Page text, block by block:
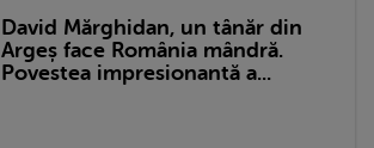
David Mărghidan, un tânăr din
Argeș face România mândră.
Povestea impresionantă a...